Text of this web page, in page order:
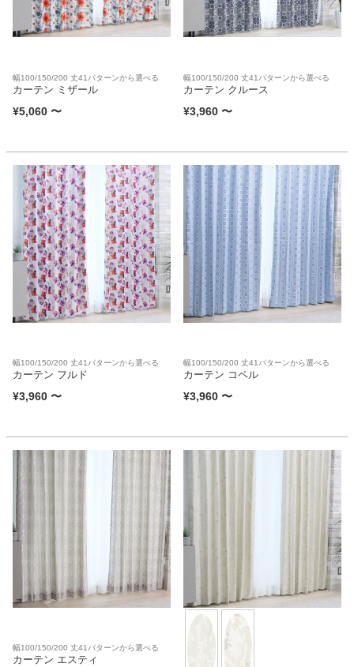
幅100/150/200 丈41パターンから選べる
カーテン ミザール
¥5,060 〜
幅100/150/200 丈41パターンから選べる
カーテン クルース
¥3,960 〜
幅100/150/200 丈41パターンから選べる
カーテン フルド
¥3,960 〜
幅100/150/200 丈41パターンから選べる
カーテン コペル
¥3,960 〜
幅100/150/200 丈41パターンから選べる
カーテン エスティ